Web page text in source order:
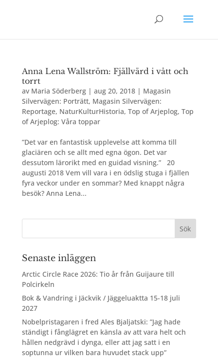
Anna Lena Wallström: Fjällvärd i vått och
torrt
av Maria Söderberg| aug 20, 2018| Magasin
Silvervägen: Porträtt, Magasin Silvervägen:
Reportage, NaturKulturHistoria, Top of Arjeplog, Top
of Arjeplog: Våra toppar
”Det var en fantastisk upplevelse att komma till
glaciären och se allt med egna ögon. Det var
dessutom lärorikt med en guidad visning.” 20
augusti 2018 Vem vill vara i en ödslig stuga i fjällen
fyra veckor under en sommar? Med knappt några
besök? Anna Lena...
Senaste inläggen
Arctic Circle Race 2026: Tio år från Guijaure till
Polcirkeln
Bok & Vandring i Jäckvik / Jäggeluaktta 15-18 juli
2027
Nobelpristagaren i fred Ales Bjaljatski: ”Jag hade
ständigt i fånglägret en känsla av att vara helt och
hållen nedgrävd i dynga, eller att jag satt i en
soptunna ur vilken bara huvudet stack upp”